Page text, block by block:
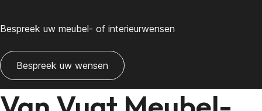
Bespreek uw meubel- of interieurwensen
Bespreek uw wensen